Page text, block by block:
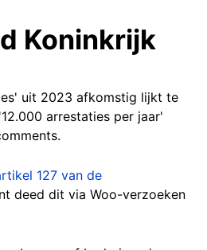
Koninkrijk
uit 2023 afkomstig lijkt te
arrestaties per jaar'
127 van de
deed dit via Woo-verzoeken